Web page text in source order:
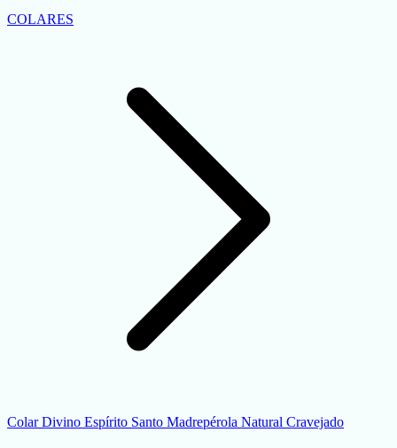
COLARES
Colar Divino Espírito Santo Madrepérola Natural Cravejado